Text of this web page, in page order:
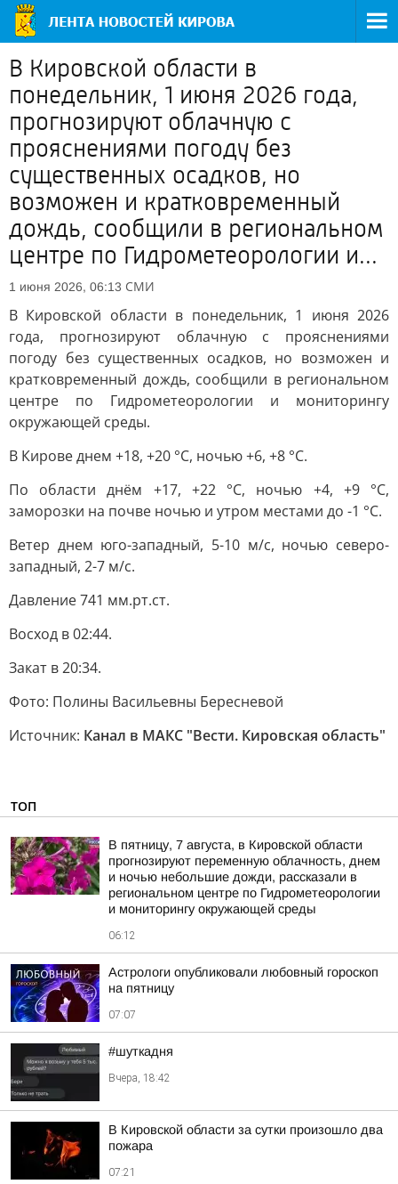
В Кировской области в
понедельник, 1 июня 2026 года,
прогнозируют облачную с
прояснениями погоду без
существенных осадков, но
возможен и кратковременный
дождь, сообщили в региональном
центре по Гидрометеорологии и...
1 июня 2026, 06:13 СМИ
В Кировской области в понедельник, 1 июня 2026
года, прогнозируют облачную с прояснениями
погоду без существенных осадков, но возможен и
кратковременный дождь, сообщили в региональном
центре по Гидрометеорологии и мониторингу
окружающей среды.
В Кирове днем +18, +20 °C, ночью +6, +8 °C.
По области днём +17, +22 °C, ночью +4, +9 °C,
заморозки на почве ночью и утром местами до -1 °C.
Ветер днем юго-западный, 5-10 м/с, ночью северо-
западный, 2-7 м/с.
Давление 741 мм.рт.ст.
Восход в 02:44.
Закат в 20:34.
Фото: Полины Васильевны Бересневой
Источник: Канал в МАКС "Вести. Кировская область"
ТОП
В пятницу, 7 августа, в Кировской области
прогнозируют переменную облачность, днем
и ночью небольшие дожди, рассказали в
региональном центре по Гидрометеорологии
и мониторингу окружающей среды
06:12
Астрологи опубликовали любовный гороскоп
на пятницу
07:07
#шуткадня
Вчера, 18:42
В Кировской области за сутки произошло два
пожара
07:21